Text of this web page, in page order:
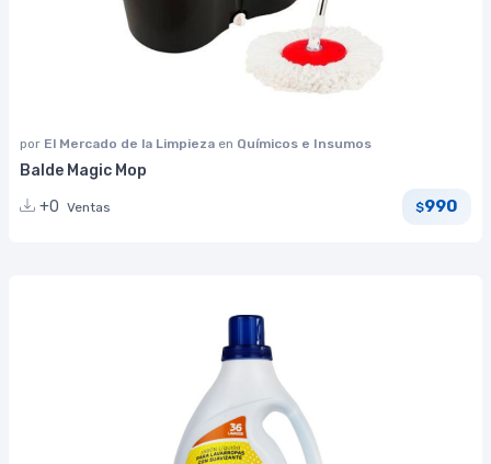
por El Mercado de la Limpieza en Químicos e Insumos
Balde Magic Mop
+0 Ventas $990